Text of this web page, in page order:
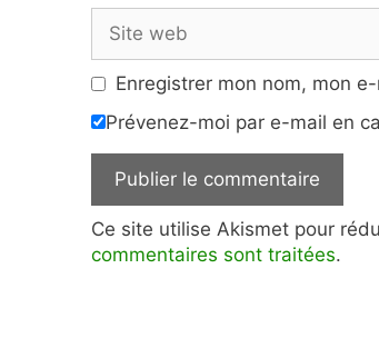
web
Enregistrer mon nom, mon
Prévenez-moi par e-mail en
Ce site utilise Akismet pour
commentaires sont traitées.